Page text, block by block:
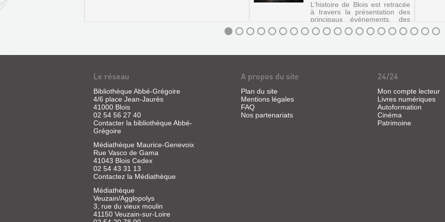
MUNICIPAL
DE
BLOIS
RÉTABLISSEMENT
DES
FO...
Livre
Cardonne,
Henry
de,
L'histoire de Blois est retracée
à travers la présentation des
principaux événements, des
archives historiques et des
reconstitutions de lieux.
BLOIS
DE
LA
PRÉHISTOIRE
NOS
JOURS
Livre
Moreaux,
Jérôme
Petit
Le réseau
Bibliothèque Abbé-Grégoire
4/6 place Jean-Jaurès
41000 Blois
02 54 56 27 40
Contacter la bibliothèque Abbé-
Grégoire
Médiathèque Maurice-Genevoix
Rue Vasco de Gama
41043 Blois Cedex
02 54 43 31 13
Contactez la Médiathèque
Médiathèque
Veuzain/Agglopolys
3, rue du vieux moulin
41150 Veuzain-sur-Loire
A propos du site
Plan du site
Mentions légales
FAQ
Nos partenariats
24/24
Mon compte lecteur
Livres numériques
Autoformation
Cinéma
Patrimoine